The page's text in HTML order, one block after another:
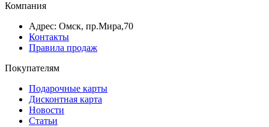
Компания
Адрес: Омск, пр.Мира,70
Контакты
Правила продаж
Покупателям
Подарочные карты
Дисконтная карта
Новости
Статьи